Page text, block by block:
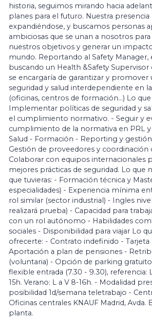
historia, seguimos mirando hacia
planes para el futuro. Nuestra
expandiéndose, y buscamos personas
ambiciosas que se unan a nosotros
nuestros objetivos y generar un
mundo. Reportando al Safety Manager,
buscando un Health &Safety Supervisor
se encargaría de garantizar y promover
seguridad y salud interdependiente en
(oficinas, centros de formación...) Lo que
Implementar políticas de seguridad y
el cumplimiento normativo. - Seguir y
cumplimiento de la normativa en PRL y
Salud - Formación - Reporting y
Gestión de proveedores y coordinación
Colaborar con equipos internacionales
mejores prácticas de seguridad. Lo que
que tuvieras: - Formación técnica y
especialidades) - Experiencia mínima
rol similar (sector industrial) - Ingles
realizará prueba) - Capacidad para
con un rol autónomo - Habilidades
sociales - Disponibilidad para viajar Lo
ofrecerte: - Contrato indefinido - Tarjeta
Aportación a plan de pensiones -
(voluntaria) - Opción de parking
flexible entrada (7.30 - 9.30), referencia:
15h. Verano: L a V 8-16h. - Modalidad
posibilidad 1d/semana teletrabajo -
Oficinas centrales KNAUF Madrid, Avda.
planta.